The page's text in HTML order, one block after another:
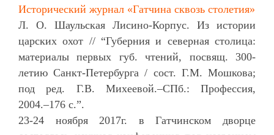
Исторический журнал «Гатчина сквозь столетия»
Л. О. Шаульская Лисино-Корпус. Из истории
царских охот // “Губерния и северная столица:
материалы первых губ. чтений, посвящ. 300-
летию Санкт-Петербурга / сост. Г.М. Мошкова;
под ред. Г.В. Михеевой.–СПб.: Профессия,
2004.–176 с.”.
23-24 ноября 2017г. в Гатчинском дворце